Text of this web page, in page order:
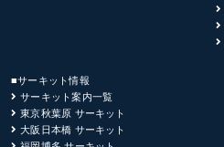
■サーキット情報
サーキット案内一覧
東京秋葉原 サーキット
大阪日本橋 サーキット